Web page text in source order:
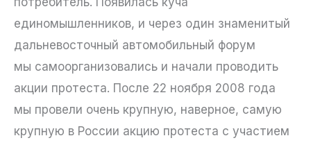
единомышленников, и через один знаменитый
дальневосточный автомобильный форум
мы самоорганизовались и начали проводить
акции протеста. После 22 ноября 2008 года
мы провели очень крупную, наверное, самую
крупную в России акцию протеста с участием